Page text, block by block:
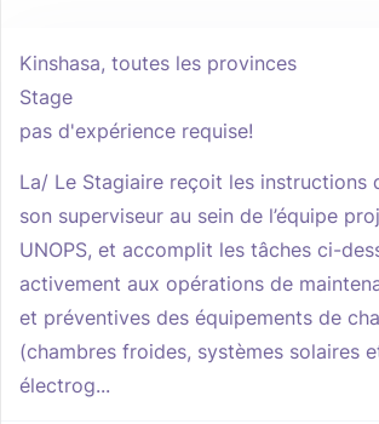
Kinshasa, toutes les provinces
Stage
pas d'expérience requise!
La/ Le Stagiaire reçoit les instructions
son superviseur au sein de l’équipe
UNOPS, et accomplit les tâches ci-
activement aux opérations de
et préventives des équipements de
(chambres froides, systèmes solaires
électrog...